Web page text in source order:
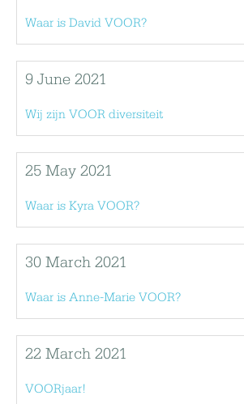
Waar is David VOOR?
9 June 2021
Wij zijn VOOR diversiteit
25 May 2021
Waar is Kyra VOOR?
30 March 2021
Waar is Anne-Marie VOOR?
22 March 2021
VOORjaar!